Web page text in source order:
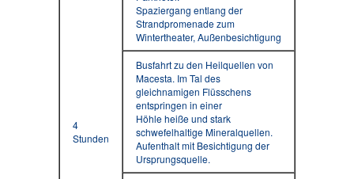
4
Stunden
Spaziergang entlang der
Strandpromenade zum
Wintertheater, Außenbesichtigung
Busfahrt zu den Heilquellen von
Macesta. Im Tal des
gleichnamigen Flüsschens
entspringen in einer
Höhle heiße und stark
schwefelhaltige Mineralquellen.
Aufenthalt mit Besichtigung der
Ursprungsquelle.